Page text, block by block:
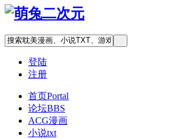
登陆
注册
首页Portal
论坛BBS
ACG漫画
小说txt